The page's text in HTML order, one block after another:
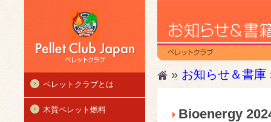
» お知らせ＆書庫
Bioenergy
ペレットクラブとは
木質ペレット燃料